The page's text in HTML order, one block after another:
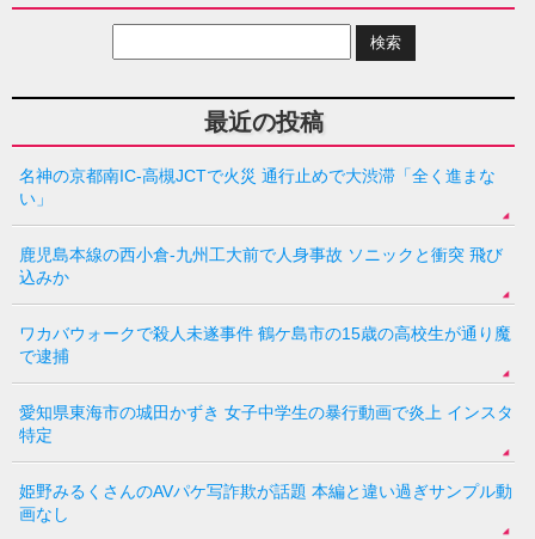
最近の投稿
名神の京都南IC-高槻JCTで火災 通行止めで大渋滞「全く進まな
い」
鹿児島本線の西小倉-九州工大前で人身事故 ソニックと衝突 飛び
込みか
ワカバウォークで殺人未遂事件 鶴ケ島市の15歳の高校生が通り魔
で逮捕
愛知県東海市の城田かずき 女子中学生の暴行動画で炎上 インスタ
特定
姫野みるくさんのAVパケ写詐欺が話題 本編と違い過ぎサンプル動
画なし